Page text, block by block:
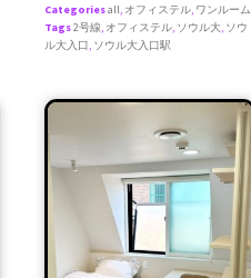
Categoriesall, オフィステル, ワンルーム
Tags2号線, オフィステル, ソウル大, ソウ
ル大入口, ソウル大入口駅